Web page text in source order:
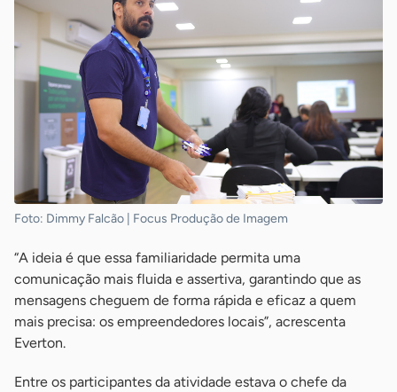
Foto: Dimmy Falcão | Focus Produção de Imagem
“A ideia é que essa familiaridade permita uma
comunicação mais fluida e assertiva, garantindo que as
mensagens cheguem de forma rápida e eficaz a quem
mais precisa: os empreendedores locais”, acrescenta
Everton.
Entre os participantes da atividade estava o chefe da